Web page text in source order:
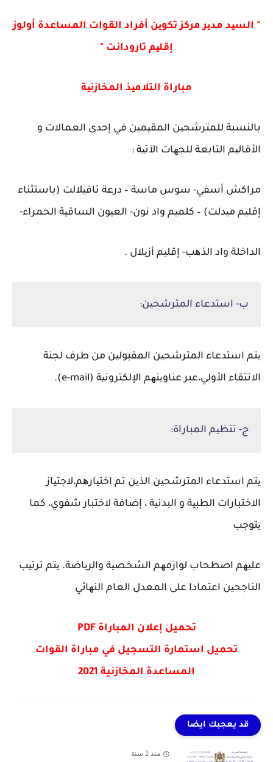
" السید مدیر مركز تكوین أفراد القوات المساعدة أولوز
إقلیم تارودانت "
مباراة التلامیذ المخازنیة
بالنسبة للمترشحین المقیمین في إحدى العمالات و
الأقالیم التابعة للجھات الآتیة :
مراكش أسفي- سوس ماسة – درعة تافیلالت (باستثناء
إقلیم میدلت) – كلمیم واد نون- العیون الساقیة الحمراء-
الداخلة واد الذھب- إقلیم أزیلال .
ب- استدعاء المترشحین:
یتم استدعاء المترشحین المقبولین من طرف لجنة
الانتقاء الأولي،عبر عناوینھم الإلكترونیة (e-mail)
.
ج- تنظیم المباراة:
یتم استدعاء المترشحین الذین تم اختیارھم،لاجتیاز
الاختبارات الطبیة و البدنیة ، إضافة لاختبار شفوي، كما
یتوجب
علیھم اصطحاب لوازمھم الشخصیة والریاضة. یتم ترتیب
الناجحین اعتمادا على المعدل العام النھائي
تحميل إعلان المباراةPDF
تحميل استمارة التسجيل في مباراة القوات
المساعدة المخازنية 2021
قد يعجبك ايضا
منذ 2 سنة